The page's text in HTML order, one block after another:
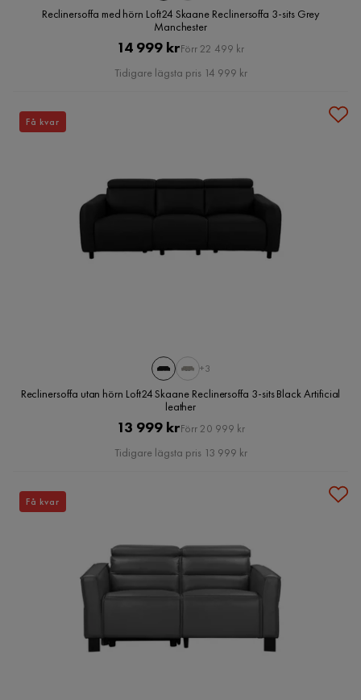
Reclinersoffa med hörn Loft24 Skaane Reclinersoffa 3-sits Grey
Manchester
Pris
14 999 krOriginal
Pris
Förr 22 499 kr
Tidigare lägsta pris 14 999 kr
+3
Reclinersoffa utan hörn Loft24 Skaane Reclinersoffa 3-sits Black Artificial
leather
Pris
13 999 krOriginal
Pris
Förr 20 999 kr
Tidigare lägsta pris 13 999 kr
Få kvar
Få kvar